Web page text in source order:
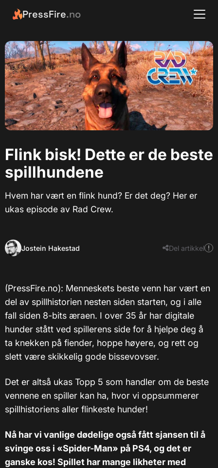
PressFire.no
Flink bisk! Dette er de beste
spillhundene
Hvem har vært en flink hund? Er det deg? Her er
ukas episode av Rad Crew.
Jostein Hakestad Del artikkel
(PressFire.no): Menneskets beste venn har vært en
del av spillhistorien nesten siden starten, og i alle
fall siden 8-bits æraen. I over 35 år har digitale
hunder stått ved spillerens side for å hjelpe deg å
ta knekken på fiender, hoppe høyere, og rett og
slett være skikkelig gode bissevovser.
Det er altså ukas Topp 5 som handler om de beste
vennene en spiller kan ha, hvor vi oppsummerer
spillhistoriens aller flinkeste hunder!
Nå har vi vanlige dødelige også fått sjansen til å
svinge oss i «Spider-Man» på PS4, og det er
ganske kos! Spillet har mange likheter med